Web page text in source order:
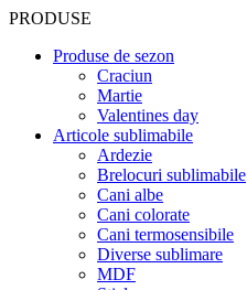
PRODUSE
Produse de sezon
Craciun
Martie
Valentines day
Articole sublimabile
Ardezie
Brelocuri sublimabile
Cani albe
Cani colorate
Cani termosensibile
Diverse sublimare
MDF